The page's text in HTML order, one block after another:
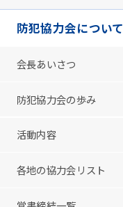
防犯協力会について
会長あいさつ
防犯協力会の歩み
活動内容
各地の協力会リスト